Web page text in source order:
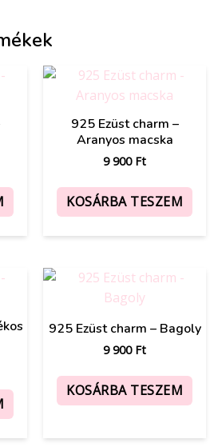
925 Ezüst charm –
Aranyos macska
9 900 Ft
KOSÁRBA TESZEM
925 Ezüst charm – Bagoly
9 900 Ft
KOSÁRBA TESZEM